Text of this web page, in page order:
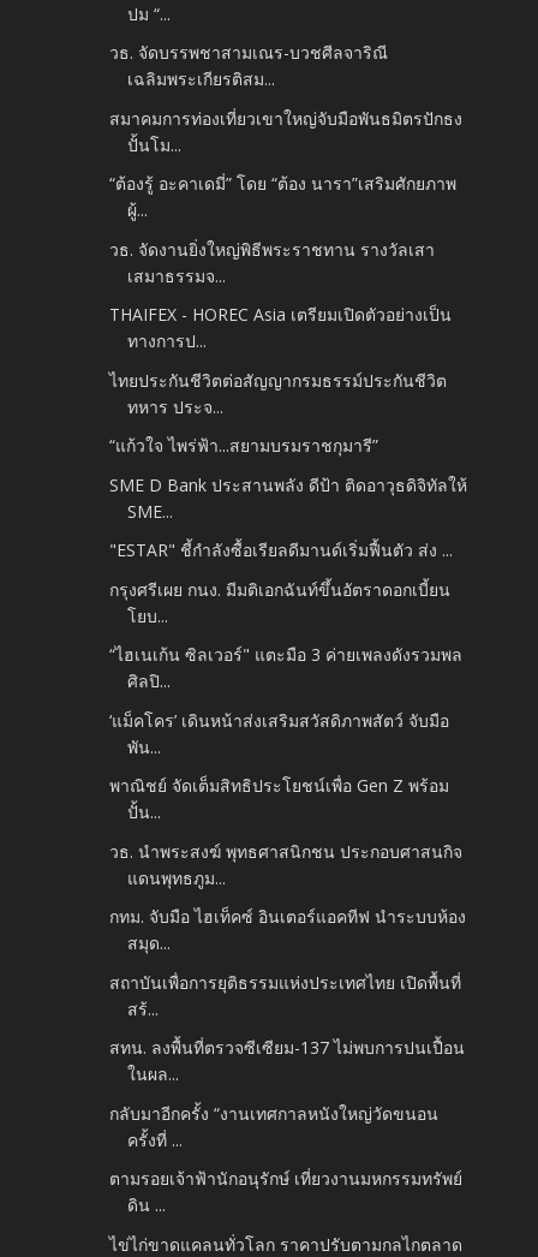
ปม “...
วธ. จัดบรรพชาสามเณร-บวชศีลจาริณี
เฉลิมพระเกียรติสม...
สมาคมการท่องเที่ยวเขาใหญ่จับมือพันธมิตรปักธง
ปั้นโม...
“ต้องรู้ อะคาเดมี่” โดย “ต้อง นารา”เสริมศักยภาพ
ผู้...
วธ. จัดงานยิ่งใหญ่พิธีพระราชทาน รางวัลเสา
เสมาธรรมจ...
THAIFEX - HOREC Asia เตรียมเปิดตัวอย่างเป็น
ทางการป...
ไทยประกันชีวิตต่อสัญญากรมธรรม์ประกันชีวิต
ทหาร ประจ...
“แก้วใจ ไพร่ฟ้า...สยามบรมราชกุมารี”
SME D Bank ประสานพลัง ดีป้า ติดอาวุธดิจิทัลให้
SME...
"ESTAR" ชี้กำลังซื้อเรียลดีมานด์เริ่มฟื้นตัว ส่ง ...
กรุงศรีเผย กนง. มีมติเอกฉันท์ขึ้นอัตราดอกเบี้ยน
โยบ...
“ไฮเนเก้น ซิลเวอร์" แตะมือ 3 ค่ายเพลงดังรวมพล
ศิลปิ...
‘แม็คโคร’ เดินหน้าส่งเสริมสวัสดิภาพสัตว์ จับมือ
พัน...
พาณิชย์ จัดเต็มสิทธิประโยชน์เพื่อ Gen Z พร้อม
ปั้น...
วธ. นำพระสงฆ์ พุทธศาสนิกชน ประกอบศาสนกิจ
แดนพุทธภูม...
กทม. จับมือ ไฮเท็คซ์ อินเตอร์แอคทีฟ นำระบบห้อง
สมุด...
สถาบันเพื่อการยุติธรรมแห่งประเทศไทย เปิดพื้นที่
สร้...
สทน. ลงพื้นที่ตรวจซีเซียม-137 ไม่พบการปนเปื้อน
ในผล...
กลับมาอีกครั้ง “งานเทศกาลหนังใหญ่วัดขนอน
ครั้งที่ ...
ตามรอยเจ้าฟ้านักอนุรักษ์ เที่ยวงานมหกรรมทรัพย์
ดิน ...
ไข่ไก่ขาดแคลนทั่วโลก ราคาปรับตามกลไกตลาด